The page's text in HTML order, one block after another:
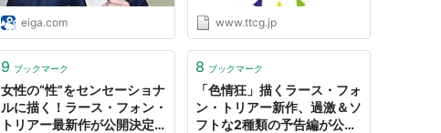
eiga.com www.ttcg.jp
9 ブックマーク
女性の“性”をセンセーショナ
ルに描く！ラース・フォン・
トリアー最新作が公開決定｜
8 ブックマーク
「色情狂」描くラース・フォ
ン・トリアー新作、過激＆ソ
フトな2種類の予告編が公開